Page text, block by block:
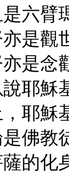
六臂
是觀
是念
耶穌
耶穌
佛教
的化